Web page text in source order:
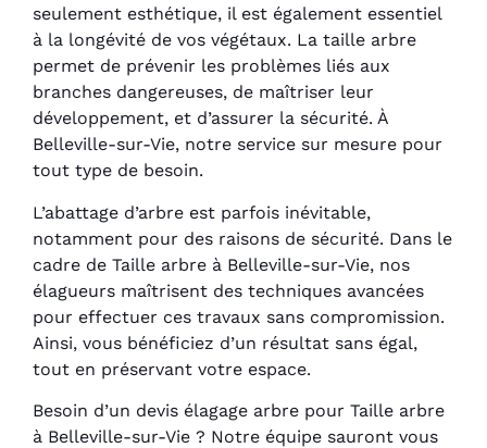
seulement esthétique, il est également essentiel
à la longévité de vos végétaux. La taille arbre
permet de prévenir les problèmes liés aux
branches dangereuses, de maîtriser leur
développement, et d’assurer la sécurité. À
Belleville-sur-Vie, notre service sur mesure pour
tout type de besoin.
L’abattage d’arbre est parfois inévitable,
notamment pour des raisons de sécurité. Dans le
cadre de Taille arbre à Belleville-sur-Vie, nos
élagueurs maîtrisent des techniques avancées
pour effectuer ces travaux sans compromission.
Ainsi, vous bénéficiez d’un résultat sans égal,
tout en préservant votre espace.
Besoin d’un devis élagage arbre pour Taille arbre
à Belleville-sur-Vie ? Notre équipe sauront vous